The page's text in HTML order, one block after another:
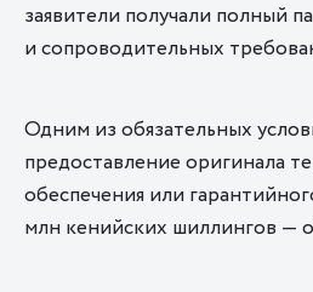
заявители получали полный
и сопроводительных
Одним из обязательных
предоставление оригинала
обеспечения или
млн кенийских шиллингов —